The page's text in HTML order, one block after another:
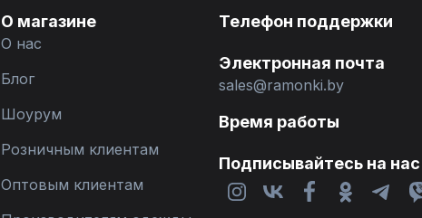
О магазине
О нас
Блог
Шоурум
Розничным клиентам
Оптовым клиентам
Телефон поддержки
Электронная почта
sales@ramonki.by
Время работы
Подписывайтесь на нас